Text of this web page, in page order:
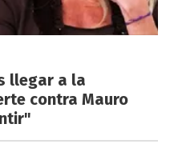
llegar a la
contra Mauro